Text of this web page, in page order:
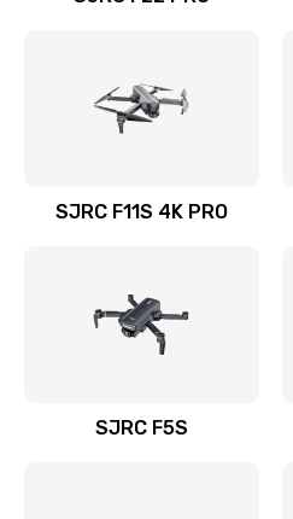
SJRC F11S 4K PRO
SJRC F5S